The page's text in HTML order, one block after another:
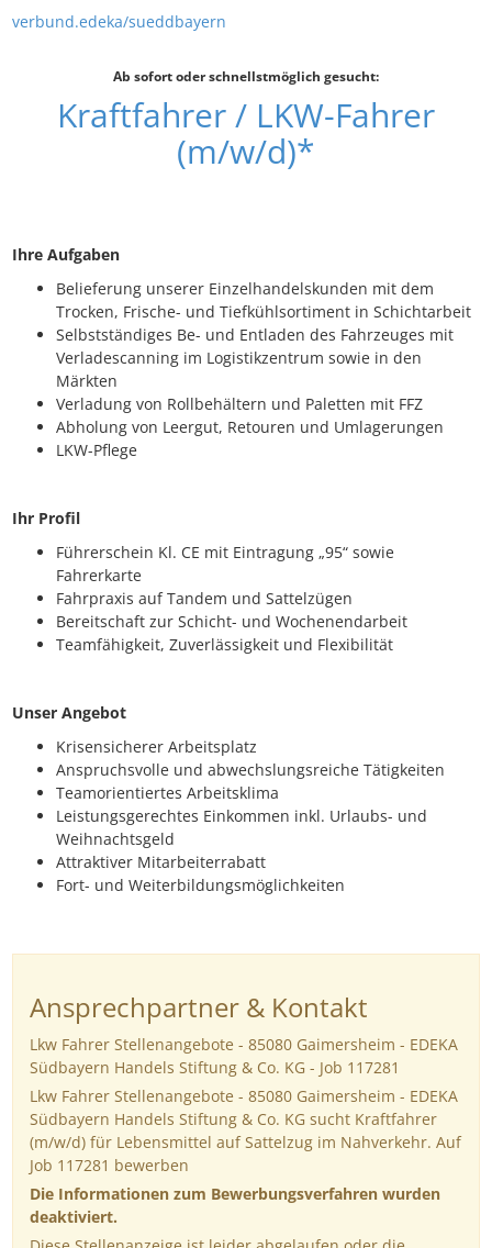
verbund.edeka/sueddbayern
Ab sofort oder schnellstmöglich gesucht:
Kraftfahrer / LKW-Fahrer
(m/w/d)*
Ihre Aufgaben
Belieferung unserer Einzelhandelskunden mit dem
Trocken, Frische- und Tiefkühlsortiment in Schichtarbeit
Selbstständiges Be- und Entladen des Fahrzeuges mit
Verladescanning im Logistikzentrum sowie in den
Märkten
Verladung von Rollbehältern und Paletten mit FFZ
Abholung von Leergut, Retouren und Umlagerungen
LKW-Pflege
Ihr Profil
Führerschein Kl. CE mit Eintragung „95“ sowie
Fahrerkarte
Fahrpraxis auf Tandem und Sattelzügen
Bereitschaft zur Schicht- und Wochenendarbeit
Teamfähigkeit, Zuverlässigkeit und Flexibilität
Unser Angebot
Krisensicherer Arbeitsplatz
Anspruchsvolle und abwechslungsreiche Tätigkeiten
Teamorientiertes Arbeitsklima
Leistungsgerechtes Einkommen inkl. Urlaubs- und
Weihnachtsgeld
Attraktiver Mitarbeiterrabatt
Fort- und Weiterbildungsmöglichkeiten
Ansprechpartner & Kontakt
Lkw Fahrer Stellenangebote - 85080 Gaimersheim - EDEKA
Südbayern Handels Stiftung & Co. KG - Job 117281
Lkw Fahrer Stellenangebote - 85080 Gaimersheim - EDEKA
Südbayern Handels Stiftung & Co. KG sucht Kraftfahrer
(m/w/d) für Lebensmittel auf Sattelzug im Nahverkehr. Auf
Job 117281 bewerben
Die Informationen zum Bewerbungsverfahren wurden
deaktiviert.